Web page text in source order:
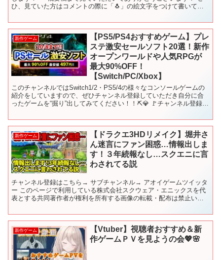
ひ、見ていた方はコメントの際に「🐧」の絵文字をつけて書いてい
新作ゲーム
【PS5/PS4おすすめゲーム】プレ
ステ激安セールソフト20選！新作
オープンワールドや人気RPGが
最大90%OFF！
【Switch/PC/Xbox】
このチャンネルではSwitch1/2・PS5/4の様々なコンソールゲームの
紹介をしていますので、ぜひチャンネル登録していただき自分に合
ったゲームを“掘り”出してみてください！！⛏️💎 🚩チャンネル登録は
新作ゲーム
【ドラクエ3HDリメイク】堀井さ
ん迷言にファン困惑…情報出しま
す！３年続報なし…スクエニに言
わされてる説
チャンネル登録はこちら→ サブチャンネル→ アオイゲームツイッタ
ー このページで利用している株式会社スクウェア・エニックスを代
表とする共同著作者が権利を所有する画像の転載・配布は禁止いた
新作ゲーム
【Vtuber】視聴者おすすめ＆新
作ゲームＰＶを見ようの会💖🌸